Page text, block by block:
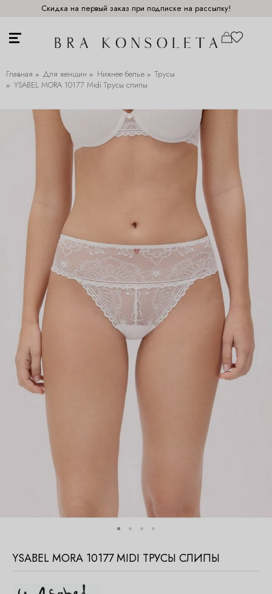
Скидка на первый заказ при подписке на рассылку!
Главная Для женщин Нижнее белье
Трусы
YSABEL MORA 10177 Midi Трусы слипы
YSABEL MORA 10177 MIDI ТРУСЫ СЛИПЫ